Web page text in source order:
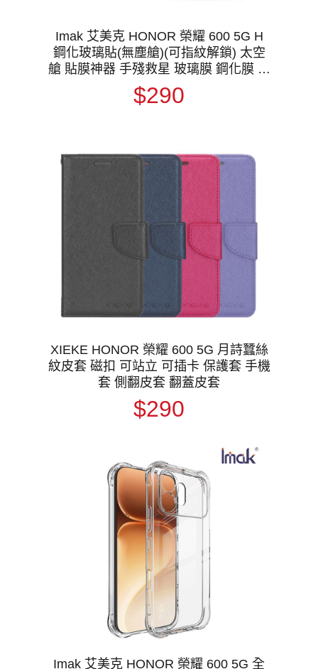
Imak 艾美克 HONOR 榮耀 600 5G H
鋼化玻璃貼(無塵艙)(可指紋解鎖) 太空
艙 貼膜神器 手殘救星 玻璃膜 鋼化膜 手
機螢幕貼 保護貼
$290
XIEKE HONOR 榮耀 600 5G 月詩蠶絲
紋皮套 磁扣 可站立 可插卡 保護套 手機
套 側翻皮套 翻蓋皮套
$290
Imak 艾美克 HONOR 榮耀 600 5G 全